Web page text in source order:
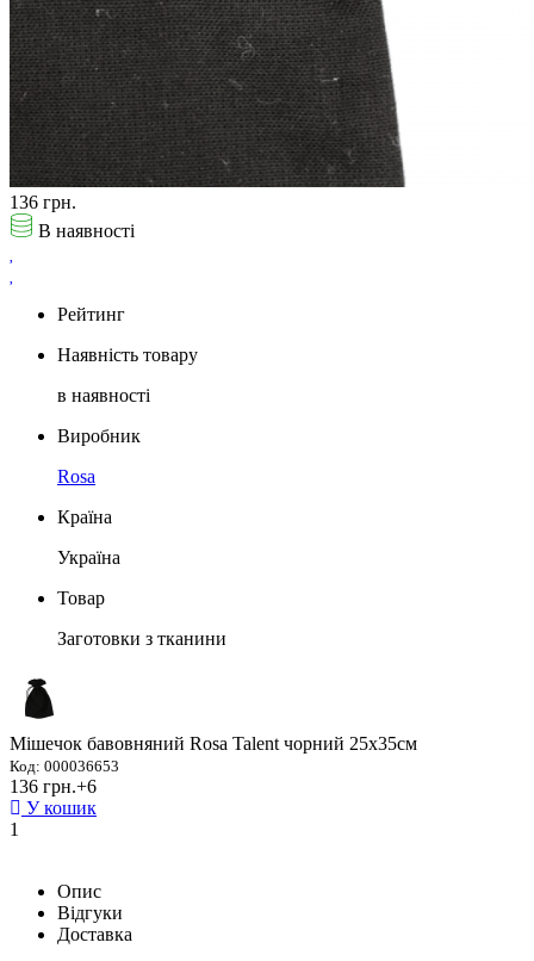
136 грн.
В наявності
Рейтинг
Наявність товару
в наявності
Виробник
Rosa
Країна
Україна
Товар
Заготовки з тканини
Мішечок бавовняний Rosa Talent чорний 25х35см
Код: 000036653
136 грн.+6
У кошик
1
Опис
Відгуки
Доставка